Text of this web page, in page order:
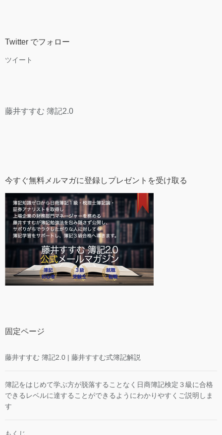
Twitter でフォロー
ツイート
藤井すすむ 簿記2.0
今すぐ無料メルマガに登録しプレゼントを受け取る
固定ページ
藤井すすむ 簿記2.0 | 藤井すすむ式簿記解説
簿記をはじめて学ぶ方が脱落することなく日商簿記検定３級に合格
できるレベルに達することができるようにわかりやすくご説明しま
す